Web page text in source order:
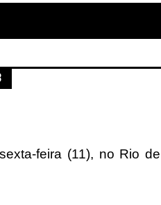
feira (11), no Rio